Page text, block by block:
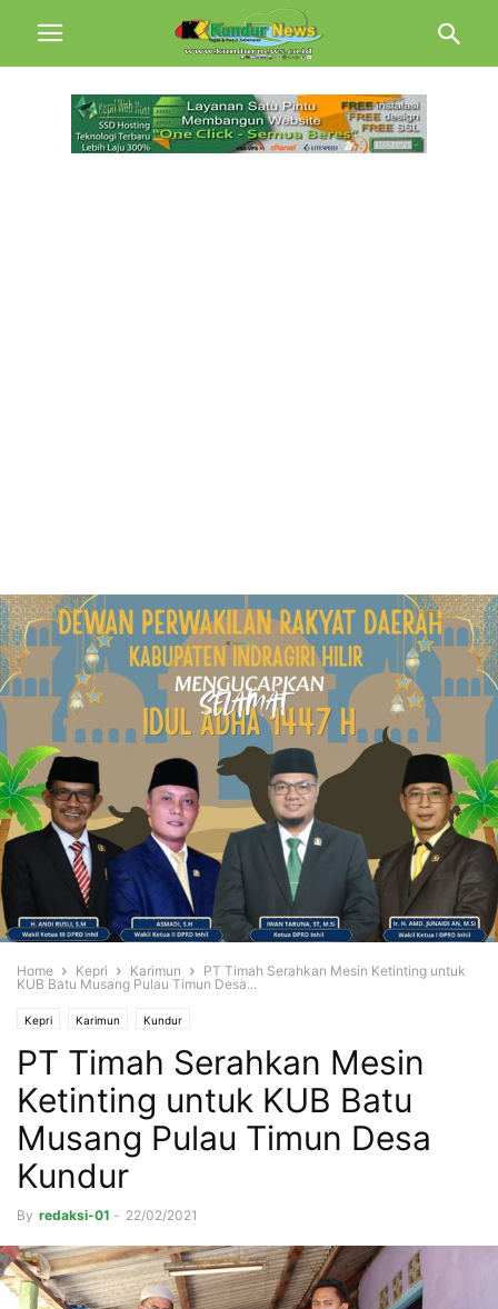
Home Kepri Karimun
PT Timah Serahkan Mesin Ketinting untuk
KUB Batu Musang Pulau Timun Desa...
Kepri Karimun Kundur
PT Timah Serahkan Mesin
Ketinting untuk KUB Batu
Musang Pulau Timun Desa
Kundur
By redaksi-01 - 22/02/2021